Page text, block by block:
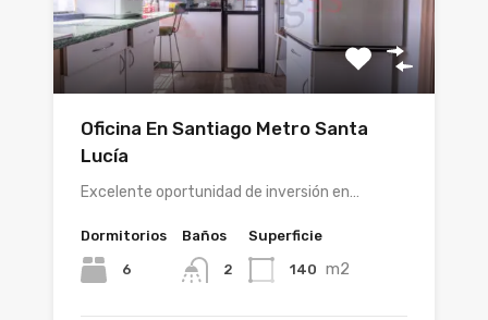
Oficina En Santiago Metro Santa
Lucía
Excelente oportunidad de inversión en…
Dormitorios
6
Baños
2
Superficie
140 m2